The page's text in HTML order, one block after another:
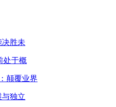
胜未
处于概
颠覆业界
独立